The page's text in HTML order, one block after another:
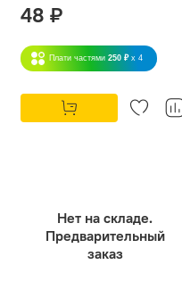
48 ₽
Плати частями 250 ₽ x 4
Нет на складе.
Предварительный
заказ